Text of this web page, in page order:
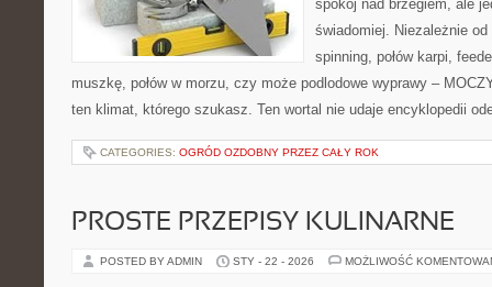
spokój nad brzegiem, ale
świadomiej. Niezależnie
spinning, połów karpi,
muszkę, połów w morzu, czy może podlodowe wyprawy –
ten klimat, którego szukasz. Ten wortal nie udaje encyklopedii
CATEGORIES: OGRÓD OZDOBNY PRZEZ CAŁY ROK
PROSTE PRZEPISY KULINARNE
POSTED BY ADMIN STY - 22 - 2026 MOŻLIWOŚĆ